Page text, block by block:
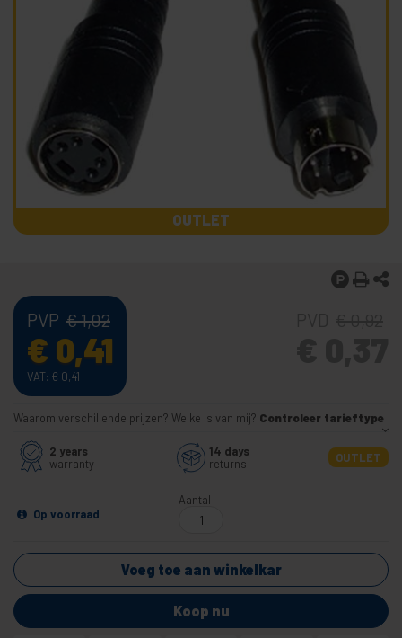
OUTLET
PVP €1,02
€ 0,41
VAT: € 0,41
Waarom verschillende prijzen? Welke is van mij? Controleer tarieftype
2 years
warranty
14 days
returns
OUTLET
Op voorraad
Aantal
Voeg toe aan winkelkar
Koop nu